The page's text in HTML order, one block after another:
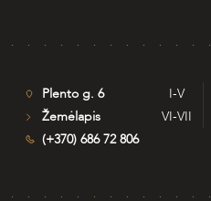
Plento g. 6
Žemėlapis
(+370) 686 72 806
I-V
VI-VII